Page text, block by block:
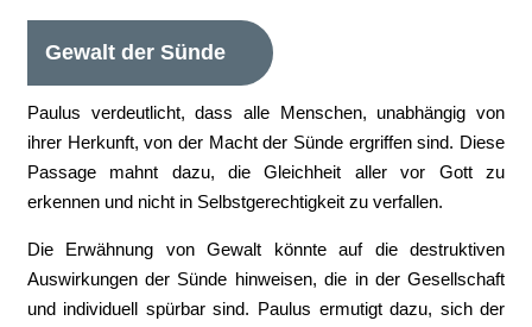
Gewalt der Sünde
Paulus verdeutlicht, dass alle Menschen, unabhängig von
ihrer Herkunft, von der Macht der Sünde ergriffen sind. Diese
Passage mahnt dazu, die Gleichheit aller vor Gott zu
erkennen und nicht in Selbstgerechtigkeit zu verfallen.
Die Erwähnung von Gewalt könnte auf die destruktiven
Auswirkungen der Sünde hinweisen, die in der Gesellschaft
und individuell spürbar sind. Paulus ermutigt dazu, sich der